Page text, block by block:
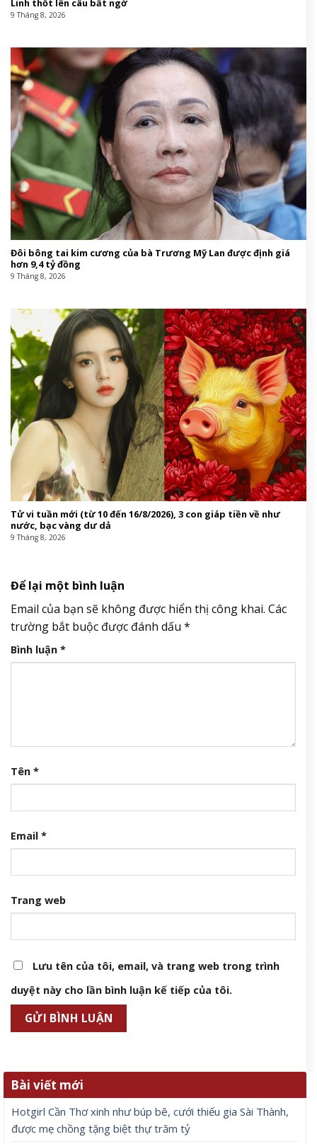
Linh thốt lên câu bất ngờ
9 Tháng 8, 2026
Đôi bông tai kim cương của bà Trương Mỹ Lan được định giá
hơn 9,4 tỷ đồng
9 Tháng 8, 2026
Tử vi tuần mới (từ 10 đến 16/8/2026), 3 con giáp tiền về như
nước, bạc vàng dư dả
9 Tháng 8, 2026
Để lại một bình luận
Email của bạn sẽ không được hiển thị công khai. Các
trường bắt buộc được đánh dấu *
Bình luận *
Tên *
Email *
Trang web
Lưu tên của tôi, email, và trang web trong trình
duyệt này cho lần bình luận kế tiếp của tôi.
Bài viết mới
Hotgirl Cần Thơ xinh như búp bê, cưới thiếu gia Sài Thành,
được mẹ chồng tặng biệt thự trăm tỷ